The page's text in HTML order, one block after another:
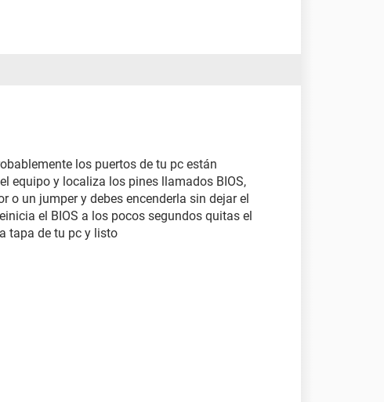
los puertos de tu pc están
equipo y localiza los pines llamados BIOS,
o un jumper y debes encenderla sin dejar el
el BIOS a los pocos segundos quitas el
tapa de tu pc y listo